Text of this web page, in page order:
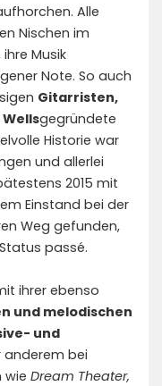
Alle
Nischen im
Musik
Note. So auch
Gitarristen,
gegründete
Historie war
und allerlei
2015 mit
Einstand bei der
Weg gefunden,
passé.
ihrer ebenso
und melodischen
und
bei
wie Dream Theater,